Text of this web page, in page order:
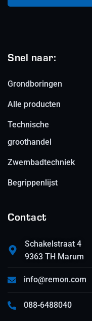
Snel naar:
Grondboringen
Alle producten
Technische
groothandel
Zwembadtechniek
Begrippenlijst
Contact
Schakelstraat 4
9363 TH Marum
info@remon.com
088-6488040